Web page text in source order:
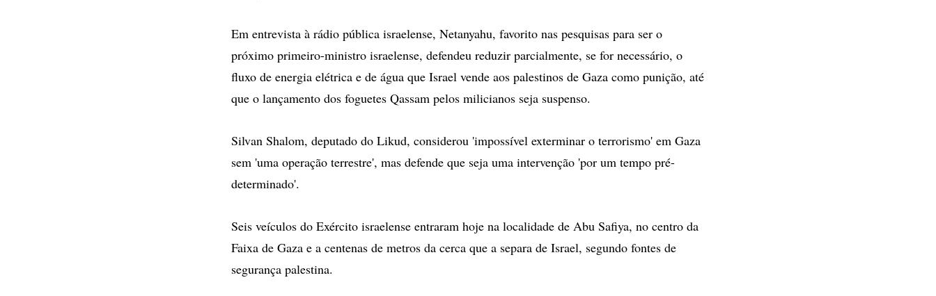
Em entrevista à rádio pública israelense, Netanyahu, favorito nas pesquisas para ser o
próximo primeiro-ministro israelense, defendeu reduzir parcialmente, se for necessário, o
fluxo de energia elétrica e de água que Israel vende aos palestinos de Gaza como punição, até
que o lançamento dos foguetes Qassam pelos milicianos seja suspenso.
Silvan Shalom, deputado do Likud, considerou 'impossível exterminar o terrorismo' em Gaza
sem 'uma operação terrestre', mas defende que seja uma intervenção 'por um tempo pré-
determinado'.
Seis veículos do Exército israelense entraram hoje na localidade de Abu Safiya, no centro da
Faixa de Gaza e a centenas de metros da cerca que a separa de Israel, segundo fontes de
segurança palestina.